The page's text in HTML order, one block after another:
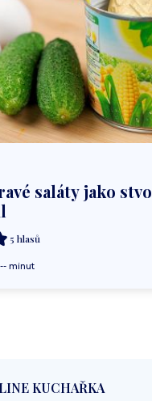
saláty jako
5 hlasů
-- minut
KUCHAŘKA